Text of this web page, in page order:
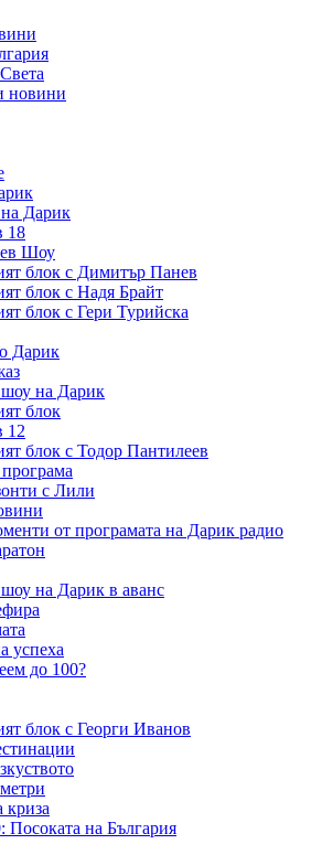
новини
Дарик
18
Шоу
блок с Димитър Панев
блок с Надя Брайт
блок с Гери Турийска
Дарик
на Дарик
блок
12
блок с Тодор Пантилеев
с Лили
от програмата на Дарик радио
на Дарик в аванс
успеха
до 100?
блок с Георги Иванов
криза
Посоката на България